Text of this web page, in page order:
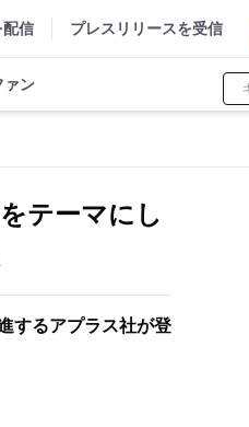
配信 プレスリリースを受信
ァン
テーマにし
するアプラス社が登